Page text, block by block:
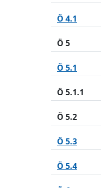
Ö 4.1
Ö 5
Ö 5.1
Ö 5.1.1
Ö 5.2
Ö 5.3
Ö 5.4